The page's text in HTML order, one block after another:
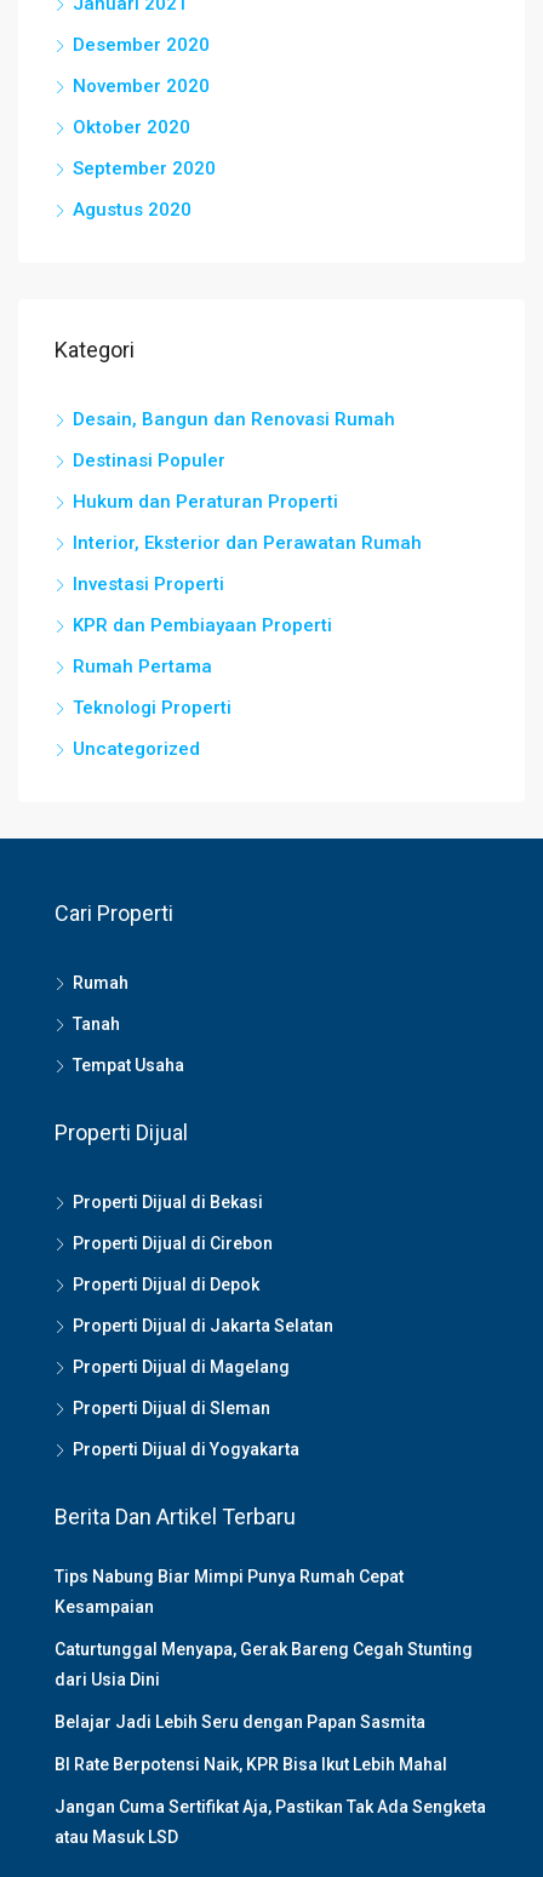
Desember 2020
November 2020
Oktober 2020
September 2020
Agustus 2020
Kategori
Desain, Bangun dan Renovasi Rumah
Destinasi Populer
Hukum dan Peraturan Properti
Interior, Eksterior dan Perawatan Rumah
Investasi Properti
KPR dan Pembiayaan Properti
Rumah Pertama
Teknologi Properti
Uncategorized
Cari Properti
Rumah
Tanah
Tempat Usaha
Properti Dijual
Properti Dijual di Bekasi
Properti Dijual di Cirebon
Properti Dijual di Depok
Properti Dijual di Jakarta Selatan
Properti Dijual di Magelang
Properti Dijual di Sleman
Properti Dijual di Yogyakarta
Berita Dan Artikel Terbaru
Tips Nabung Biar Mimpi Punya Rumah Cepat
Kesampaian
Caturtunggal Menyapa, Gerak Bareng Cegah Stunting
dari Usia Dini
Belajar Jadi Lebih Seru dengan Papan Sasmita
BI Rate Berpotensi Naik, KPR Bisa Ikut Lebih Mahal
Jangan Cuma Sertifikat Aja, Pastikan Tak Ada Sengketa
atau Masuk LSD